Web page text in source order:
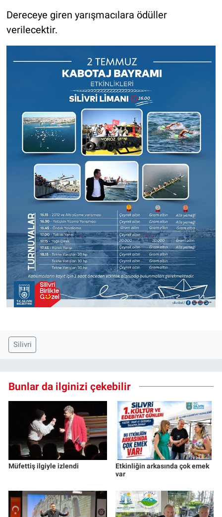
Dereceye giren yarışmacılara ödüller
verilecektir.
Silivri
Bunlar da ilginizi çekebilir
Müfettiş ilgiyle izlendi
Etkinliğin arkasında çok emek
var